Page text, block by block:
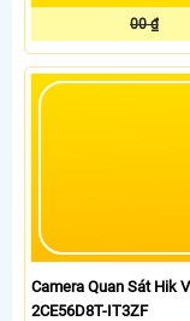
00 ₫
Camera Quan Sát Hik
2CE56D8T-IT3ZF